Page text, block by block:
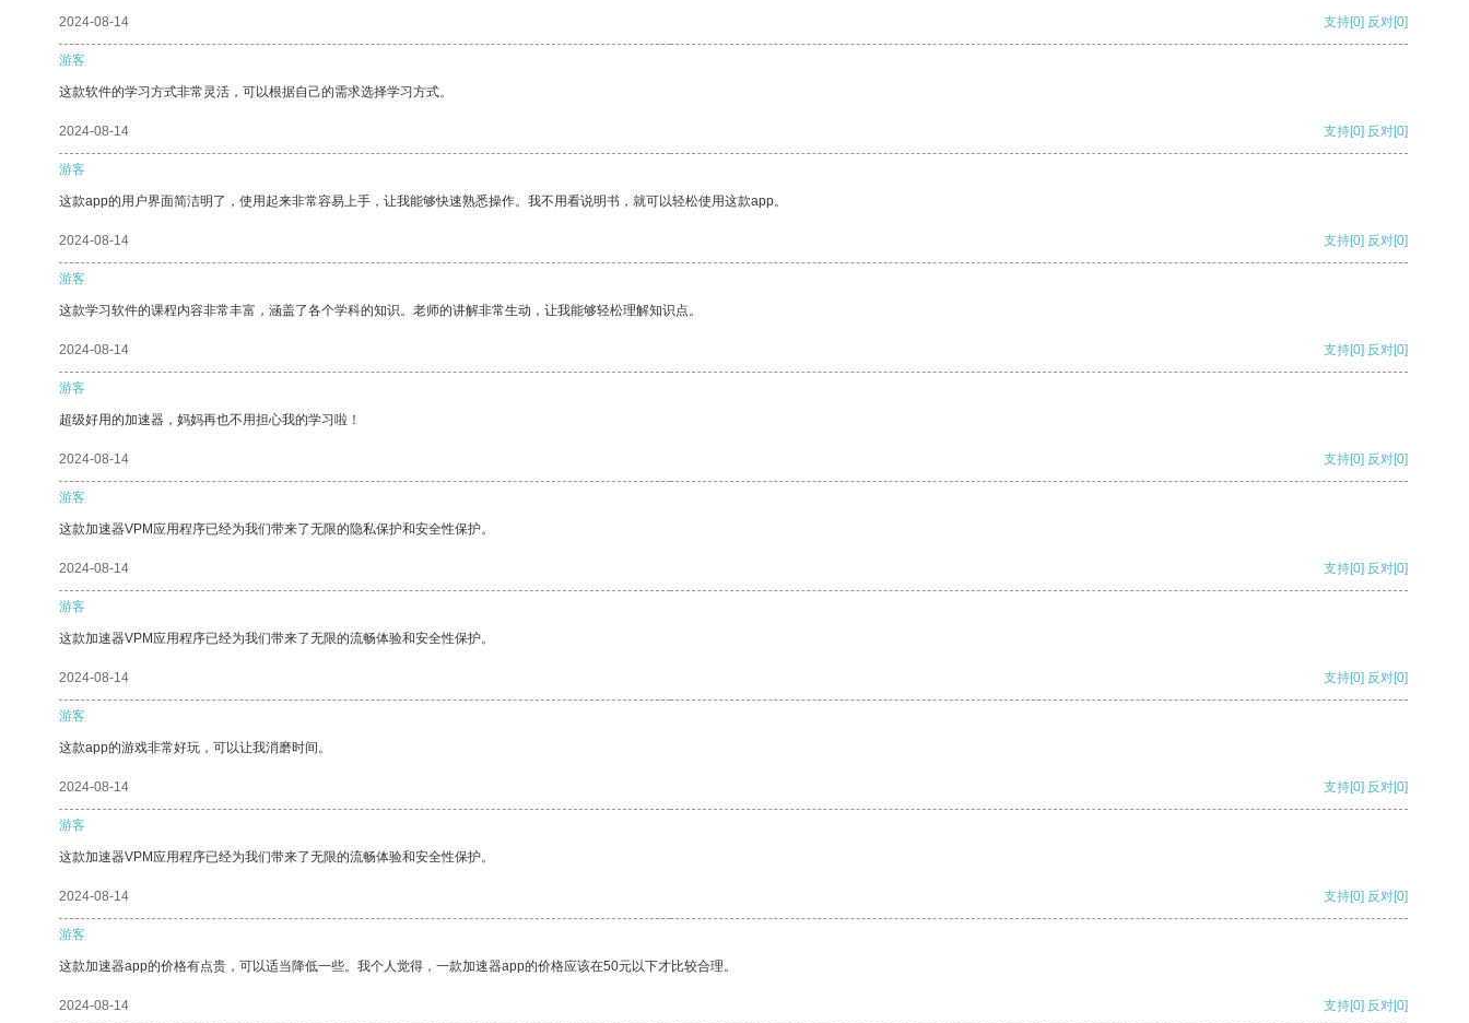
2024-08-14 支持[0] 反对[0]
游客
这款软件的学习方式非常灵活，可以根据自己的需求选择学习方式。
2024-08-14 支持[0] 反对[0]
游客
这款app的用户界面简洁明了，使用起来非常容易上手，让我能够快速熟悉操作。我不用看说明书，就可以轻松使用这款app。
2024-08-14 支持[0] 反对[0]
游客
这款学习软件的课程内容非常丰富，涵盖了各个学科的知识。老师的讲解非常生动，让我能够轻松理解知识点。
2024-08-14 支持[0] 反对[0]
游客
超级好用的加速器，妈妈再也不用担心我的学习啦！
2024-08-14 支持[0] 反对[0]
游客
这款加速器VPM应用程序已经为我们带来了无限的隐私保护和安全性保护。
2024-08-14 支持[0] 反对[0]
游客
这款加速器VPM应用程序已经为我们带来了无限的流畅体验和安全性保护。
2024-08-14 支持[0] 反对[0]
游客
这款app的游戏非常好玩，可以让我消磨时间。
2024-08-14 支持[0] 反对[0]
游客
这款加速器VPM应用程序已经为我们带来了无限的流畅体验和安全性保护。
2024-08-14 支持[0] 反对[0]
游客
这款加速器app的价格有点贵，可以适当降低一些。我个人觉得，一款加速器app的价格应该在50元以下才比较合理。
2024-08-14 支持[0] 反对[0]